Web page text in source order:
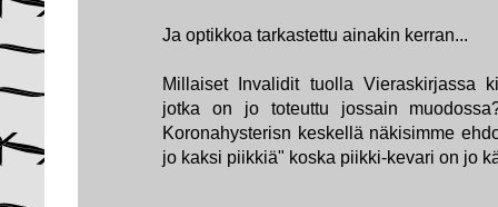
Ja optikkoa tarkastettu ainakin kerran...
Millaiset Invalidit tuolla Vieraskirjassa
jotka on jo toteuttu jossain
Koronahysterisn keskellä näkisimme
jo kaksi piikkiä" koska piikki-kevari on jo